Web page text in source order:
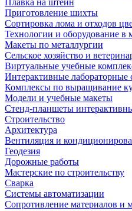
Плавка на штейн
Приготовление шихты
Сортировка лома и отходов
Технологии и оборудование в
Макеты по металлургии
Сельское хозяйство и
Виртуальные учебные
Интерактивные лабораторные
Комплексы по выращивание
Модели и учебные макеты
Стенд-планшеты
Строительство
Архитектура
Вентиляция и
Геодезия
Дорожные работы
Мастерские по строительству
Сварка
Системы автоматизации
Сопротивление материалов и